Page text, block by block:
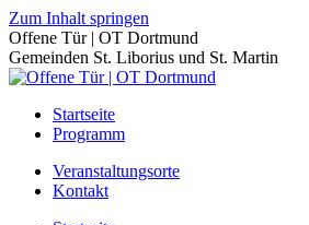
Zum Inhalt springen
Offene Tür | OT Dortmund
Gemeinden St. Liborius und St. Martin
Startseite
Programm
Veranstaltungsorte
Kontakt